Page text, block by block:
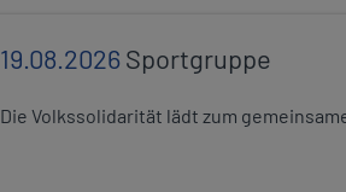
19.08.2026Sportgruppe
Die Volkssolidarität lädt zum